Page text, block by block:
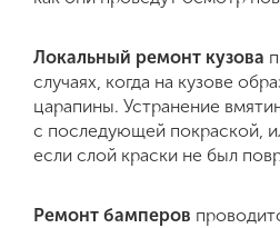
Локальный ремонт кузова
случаях, когда на кузове
царапины. Устранение
с последующей покраской,
если слой краски не был
Ремонт бамперов